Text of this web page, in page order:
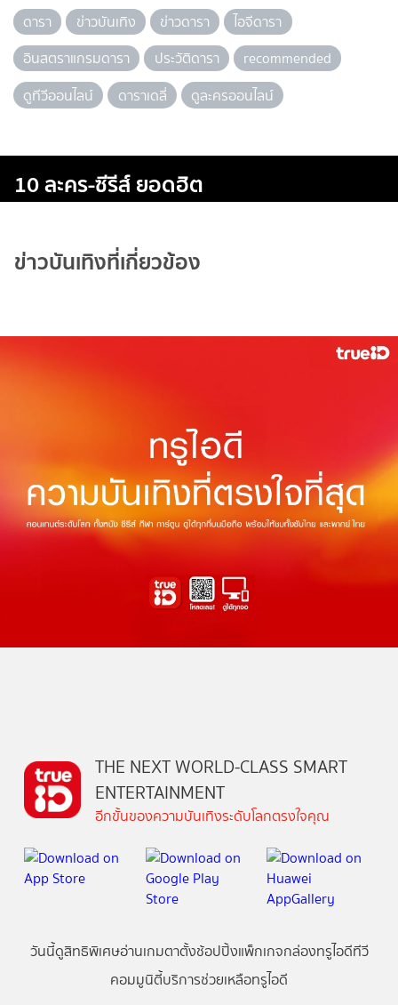
ดารา ข่าวบันเทิง ข่าวดารา
ไอจีดารา
อินสตราแกรมดารา
ประวัติดารา
recommended
ดูทีวีออนไลน์
ดาราเดลี่ ดูละครออนไลน์
10 ละคร-ซีรีส์ ยอดฮิต
ข่าวบันเทิงที่เกี่ยวข้อง
THE NEXT WORLD-CLASS SMART
ENTERTAINMENT
อีกขั้นของความบันเทิงระดับโลกตรงใจคุณ
วันนี้ดูสิทธิพิเศษอ่านเกมตาตั้งช้อปปิ้งแพ็กเกจกล่องทรูไอดีทีวี
คอมมูนิตี้บริการช่วยเหลือทรูไอดี